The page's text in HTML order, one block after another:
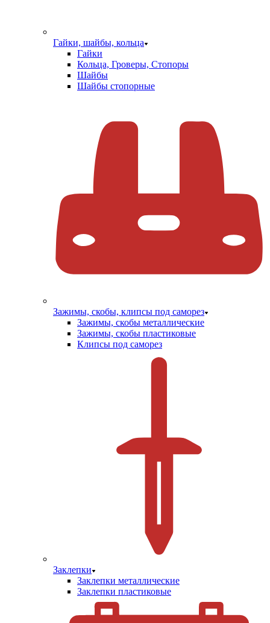
Гайки, шайбы, кольца
Гайки
Кольца, Гроверы, Стопоры
Шайбы
Шайбы стопорные
Зажимы, скобы, клипсы под саморез
Зажимы, скобы металлические
Зажимы, скобы пластиковые
Клипсы под саморез
Заклепки
Заклепки металлические
Заклепки пластиковые